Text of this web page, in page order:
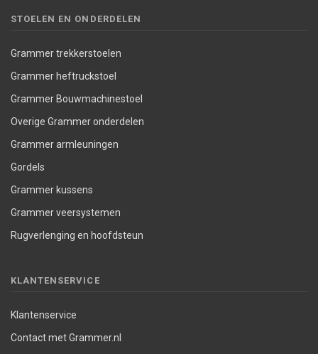
STOELEN EN ONDERDELEN
Grammer trekkerstoelen
Grammer heftruckstoel
Grammer Bouwmachinestoel
Overige Grammer onderdelen
Grammer armleuningen
Gordels
Grammer kussens
Grammer veersystemen
Rugverlenging en hoofdsteun
KLANTENSERVICE
Klantenservice
Contact met Grammer.nl